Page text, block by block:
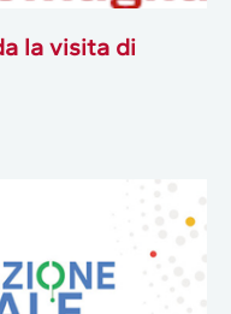
la visita di